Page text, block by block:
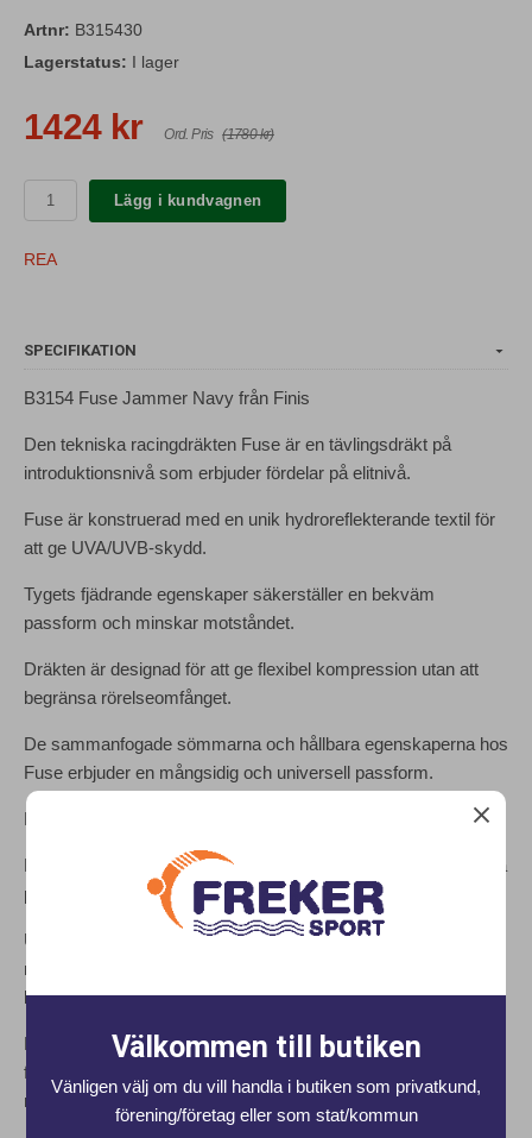
Artnr: B315430
Lagerstatus: I lager
1424 kr Ord. Pris (1780 kr)
Lägg i kundvagnen
REA
SPECIFIKATION
B3154 Fuse Jammer Navy från Finis
Den tekniska racingdräkten Fuse är en tävlingsdräkt på
introduktionsnivå som erbjuder fördelar på elitnivå.
Fuse är konstruerad med en unik hydroreflekterande textil för
att ge UVA/UVB-skydd.
Tygets fjädrande egenskaper säkerställer en bekväm
passform och minskar motståndet.
Dräkten är designad för att ge flexibel kompression utan att
begränsa rörelseomfånget.
De sammanfogade sömmarna och hållbara egenskaperna hos
Fuse erbjuder en mångsidig och universell passform.
FUNKTIONER
PRISVÄRT: En av de mest prisvärda tekniska tävlingsbyxorna
på marknaden
UNIVERSAL PASSFORM: Bondade sömmar minskar
motståndet och skapar en bekväm passform för många
kroppstyper
FLEXIBEL KOMPRESSION: Högkompressionstyg med
fjädrande elasticitet ger kompression utan att begränsa
rörelseomfånget
Välkommen till butiken
Vänligen välj om du vill handla i butiken som privatkund,
förening/företag eller som stat/kommun